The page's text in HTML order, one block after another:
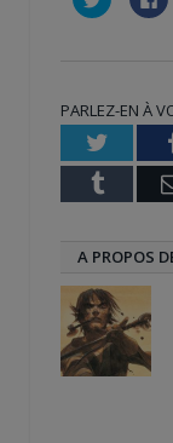
pour
partager
fenêtre)
PARLEZ-EN À
A PROPOS